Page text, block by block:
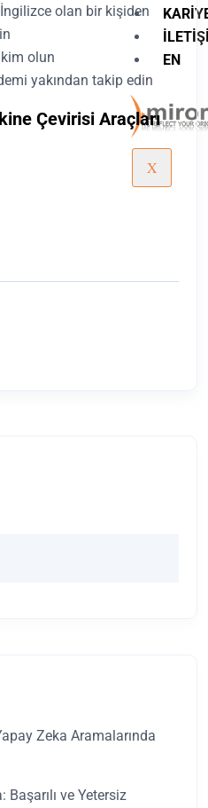
EN
X
olan bir kişiden
olun
yakından takip edin
Çevirisi Araçları
Zeka Aramalarında
Başarılı ve Yetersiz